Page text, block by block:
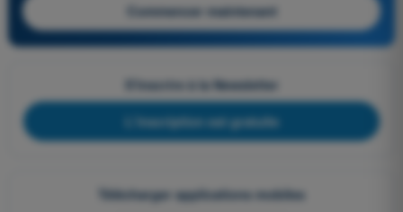
Commencer maintenant
S'inscrire à la Newsletter
L'inscription est gratuite
Télécharger applications mobiles